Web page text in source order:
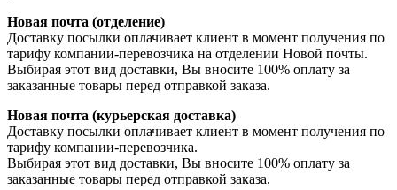
Новая почта (отделение)
Доставку посылки оплачивает клиент в момент получения по
тарифу компании-перевозчика на отделении Новой почты.
Выбирая этот вид доставки, Вы вносите 100% оплату за
заказанные товары перед отправкой заказа.
Новая почта (курьерская доставка)
Доставку посылки оплачивает клиент в момент получения по
тарифу компании-перевозчика.
Выбирая этот вид доставки, Вы вносите 100% оплату за
заказанные товары перед отправкой заказа.